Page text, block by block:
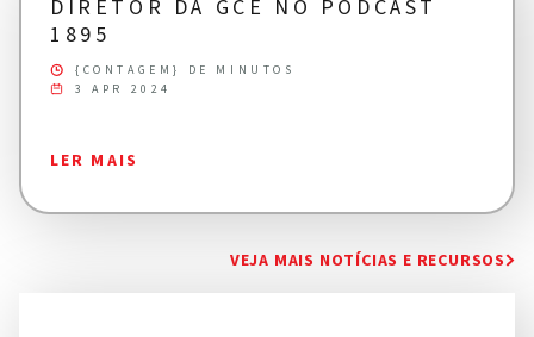
DIRETOR DA GCE NO PODCAST
1895
{CONTAGEM} DE MINUTOS
3 APR 2024
LER MAIS
VEJA MAIS NOTÍCIAS E RECURSOS